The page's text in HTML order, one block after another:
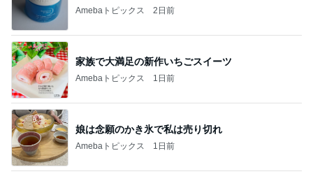
Amebaトピックス 2日前
家族で大満足の新作いちごスイーツ
Amebaトピックス 1日前
娘は念願のかき氷で私は売り切れ
Amebaトピックス 1日前